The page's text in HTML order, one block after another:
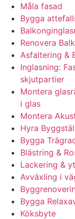
Måla fasad
Bygga
Renovera
Asfaltering &
Inglasning:
skjutpartier
Montera
i glas
Montera
Hyra
Bygga
Blästring &
Lackering &
Avväxling i
Bygga
Köksbyte